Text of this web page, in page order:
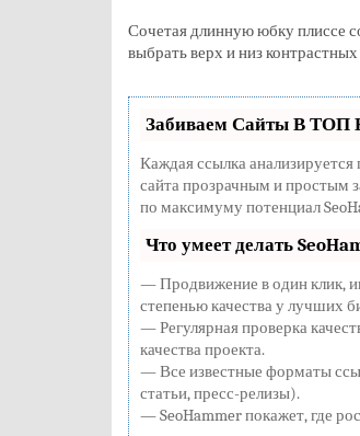
Сочетая длинную юбку плиссе
выбрать верх и низ
Забиваем Сайты В ТОП
Каждая ссылка
сайта прозрачным и простым
по максимуму потенциал
Что умеет делать
— Продвижение в один клик,
степенью качества у лучших
— Регулярная проверка
качества проекта.
— Все известные форматы
статьи, пресс-релизы).
— SeoHammer покажет, где